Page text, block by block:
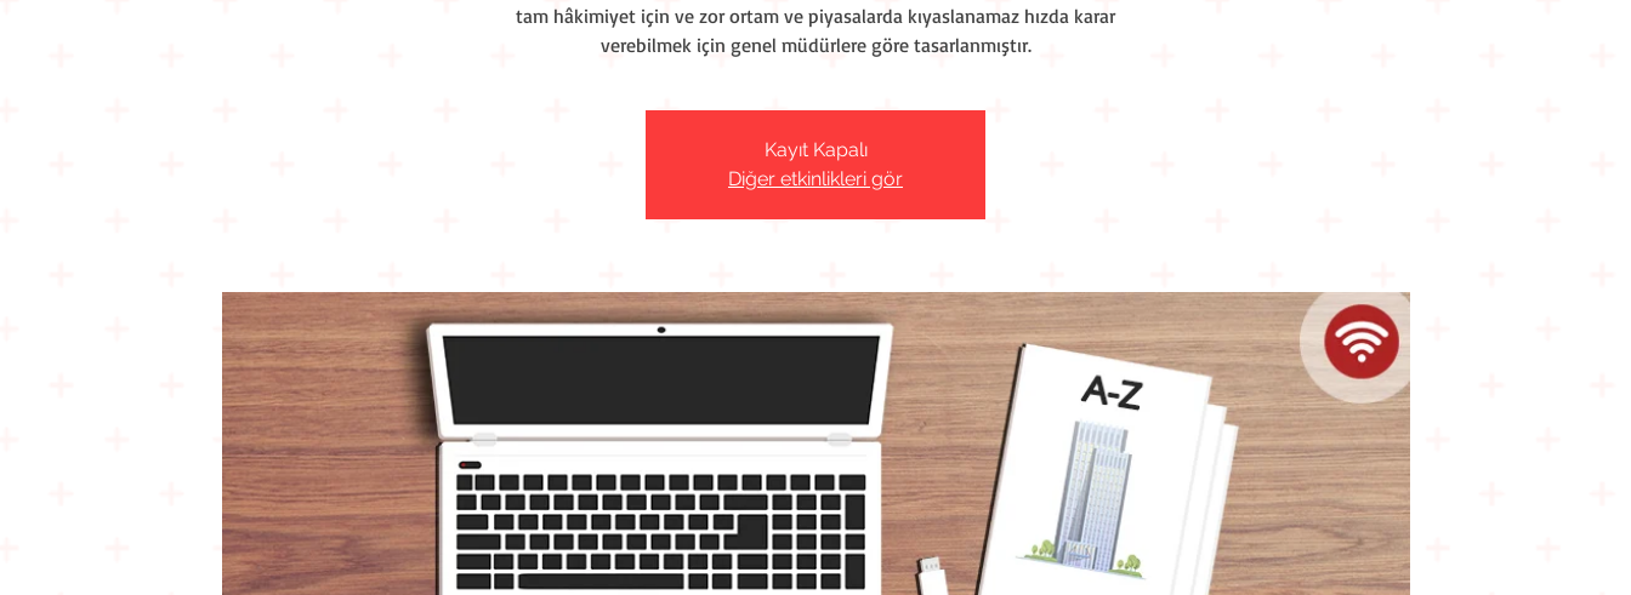
tam hâkimiyet için ve zor ortam ve piyasalarda kıyaslanamaz hızda karar
verebilmek için genel müdürlere göre tasarlanmıştır.
Kayıt Kapalı
Diğer etkinlikleri gör